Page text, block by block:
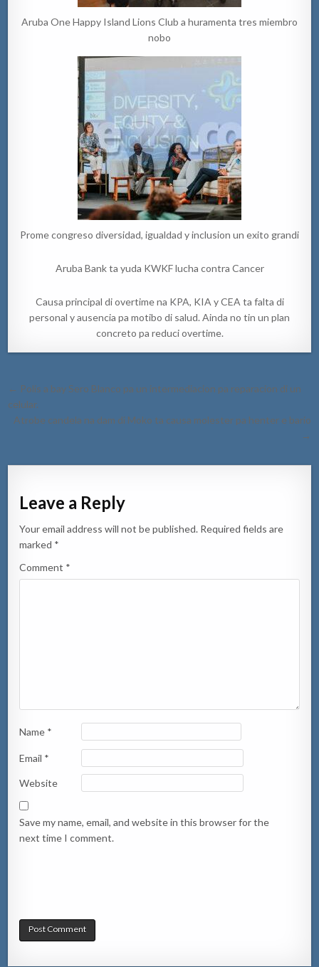
Aruba One Happy Island Lions Club a huramenta tres miembro
nobo
Prome congreso diversidad, igualdad y inclusion un exito grandi
Aruba Bank ta yuda KWKF lucha contra Cancer
Causa principal di overtime na KPA, KIA y CEA ta falta di
personal y ausencia pa motibo di salud. Ainda no tin un plan
concreto pa reduci overtime.
Post
navigation
← Polis a bay Sero Blanco pa un intermediacion pa reparacion di un
celular.
Atrobe candela na dam di Moko ta causa molester pa henter e bario
→
Leave a Reply
Your email address will not be published. Required fields are
marked *
Comment *
Name *
Email *
Website
Save my name, email, and website in this browser for the
next time I comment.